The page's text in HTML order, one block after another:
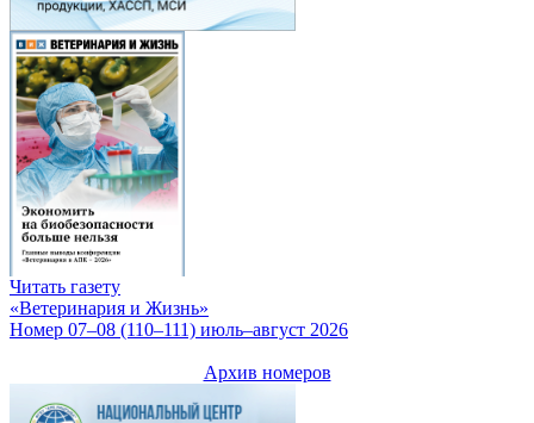
Читать газету
«Ветеринария и Жизнь»
Номер 07–08 (110–111) июль–август 2026
Архив номеров